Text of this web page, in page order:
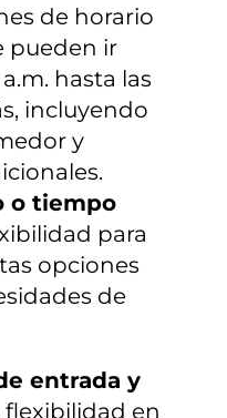
de horario
pueden ir
hasta las
incluyendo
y
o tiempo
para
opciones
de
entrada y
flexibilidad en